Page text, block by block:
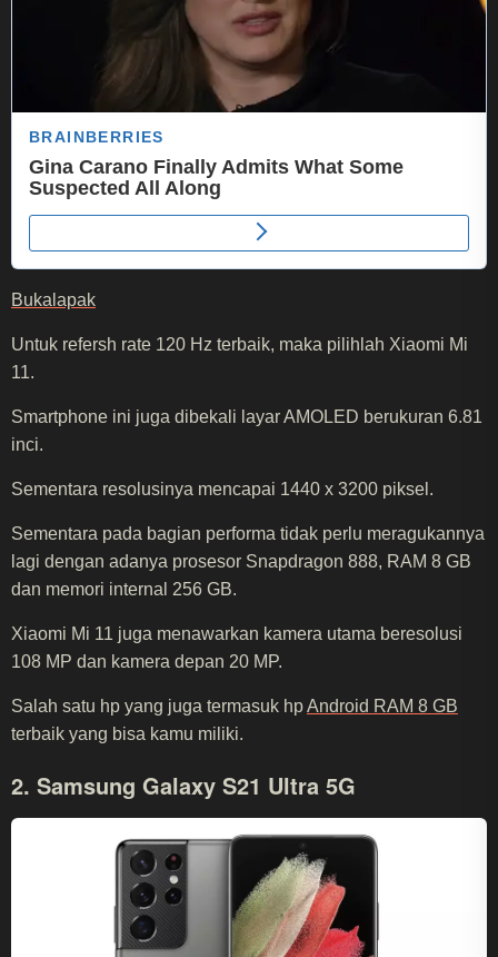
Bukalapak
Untuk refersh rate 120 Hz terbaik, maka pilihlah Xiaomi Mi
11.
Smartphone ini juga dibekali layar AMOLED berukuran 6.81
inci.
Sementara resolusinya mencapai 1440 x 3200 piksel.
Sementara pada bagian performa tidak perlu meragukannya
lagi dengan adanya prosesor Snapdragon 888, RAM 8 GB
dan memori internal 256 GB.
Xiaomi Mi 11 juga menawarkan kamera utama beresolusi
108 MP dan kamera depan 20 MP.
Salah satu hp yang juga termasuk hpAndroid RAM 8 GB
terbaik yang bisa kamu miliki.
2. Samsung Galaxy S21 Ultra 5G